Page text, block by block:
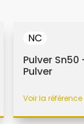
NC
Pulver
Pulver
Voir la référence